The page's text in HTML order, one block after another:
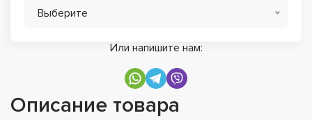
Выберите
Или напишите нам:
Описание товара